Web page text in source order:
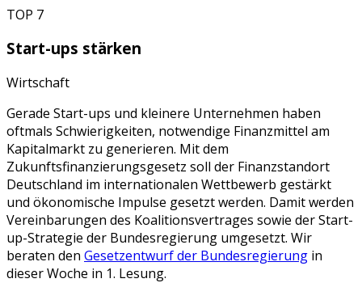
TOP 7
Start-ups stärken
Wirtschaft
Gerade Start-ups und kleinere Unternehmen haben
oftmals Schwierigkeiten, notwendige Finanzmittel am
Kapitalmarkt zu generieren. Mit dem
Zukunftsfinanzierungsgesetz soll der Finanzstandort
Deutschland im internationalen Wettbewerb gestärkt
und ökonomische Impulse gesetzt werden. Damit werden
Vereinbarungen des Koalitionsvertrages sowie der Start-
up-Strategie der Bundesregierung umgesetzt. Wir
beraten den Gesetzentwurf der Bundesregierung in
dieser Woche in 1. Lesung.